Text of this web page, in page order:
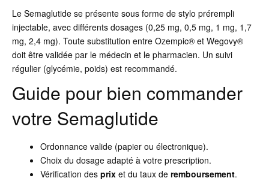
Le Semaglutide se présente sous forme de stylo prérempli
injectable, avec différents dosages (0,25 mg, 0,5 mg, 1 mg, 1,7
mg, 2,4 mg). Toute substitution entre Ozempic® et Wegovy®
doit être validée par le médecin et le pharmacien. Un suivi
régulier (glycémie, poids) est recommandé.
Guide pour bien commander
votre Semaglutide
Ordonnance valide (papier ou électronique).
Choix du dosage adapté à votre prescription.
Vérification des prixet du taux de remboursement.